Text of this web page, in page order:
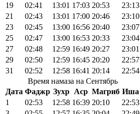
19
02:41 13:01 17:03 20:53
23:13
21
02:43 13:01 17:00 20:46
23:10
23
02:45 13:00 16:56 20:40
23:07
25
02:47 13:00 16:53 20:33
23:04
27
02:48 12:59 16:49 20:27
23:01
29
02:50 12:59 16:45 20:20
22:57
31
02:52 12:58 16:41 20:14
22:54
Время намаза на Сентябрь
Дата Фаджр Зухр Аср Магриб Иша
1
02:53 12:58 16:39 20:10
22:53